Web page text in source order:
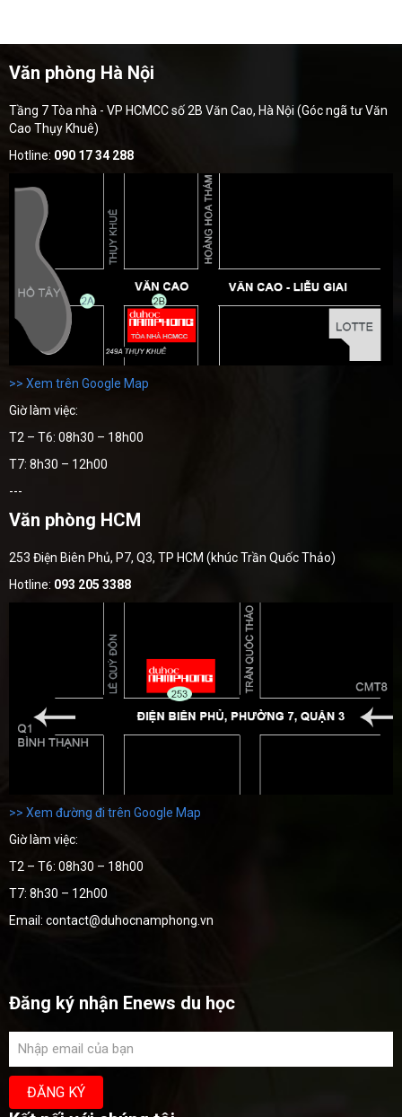
Văn phòng Hà Nội
Tầng 7 Tòa nhà - VP HCMCC số 2B Văn Cao, Hà Nội (Góc ngã tư Văn
Cao Thụy Khuê)
Hotline: 090 17 34 288
>> Xem trên Google Map
Giờ làm việc:
T2 – T6: 08h30 – 18h00
T7: 8h30 – 12h00
---
Văn phòng HCM
253 Điện Biên Phủ, P7, Q3, TP HCM (khúc Trần Quốc Thảo)
Hotline: 093 205 3388
>> Xem đường đi trên Google Map
Giờ làm việc:
T2 – T6: 08h30 – 18h00
T7: 8h30 – 12h00
Email: contact@duhocnamphong.vn
Đăng ký nhận Enews du học